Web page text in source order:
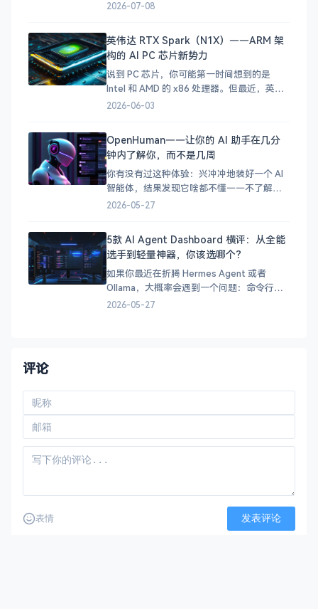
机上下载的视频又因为格式问题播不了……
其实 [VidHub]
(https://zh.okaapps.com/produ
2026-07-08
英伟达 RTX Spark（N1X）——ARM 架
构的 AI PC 芯片新势力
说到 PC 芯片，你可能第一时间想到的是
Intel 和 AMD 的 x86 处理器。但最近，英伟
达（NVIDIA）扔下了一颗重磅炸弹——RTX
英伟达要进军 PC 处理器市场了！
2026-06-03
OpenHuman——让你的 AI 助手在几分
钟内了解你，而不是几周
你有没有过这种体验：兴冲冲地装好一个 AI
智能体，结果发现它啥都不懂——不了解你
的项目、不了解你的习惯、不了解你的技术
问题而生的。这个开源智能体框架的核心理
念很简单：让 AI 在几分钟内了解你，而不是
让你等
2026-05-27
5款 AI Agent Dashboard 横评：从全能
选手到轻量神器，你该选哪个？
如果你最近在折腾 Hermes Agent 或者
Ollama，大概率会遇到一个问题：命令行用
着爽，但总想有个 Web 界面可以随时看看状
2026-05-27
评论
表情 发表评论